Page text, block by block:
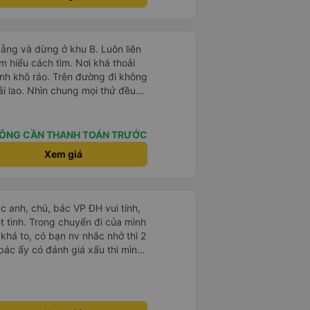
ơn từ tận đáy lòng.. 79-
rất nhiều. Nếu bạn chưa biết
Maps hoạt động như thế
Chuyện gì xảy ra với
và tôi đang nói về nó. ạn
nghĩ tài xế đã giúp tôi vì nhìn
nghĩ rằng sẽ rất nguy hiểm
các bạn rất nhiều.
và dừng ở khu B. Luôn liên
hiểu cách tìm. Nơi khá thoải
khô ráo. Trên đường đi không
lao. Nhìn chung mọi thứ đều
CẦN THANH TOÁN TRƯỚC
Xem giá
anh, chú, bác VP ĐH vui tính,
đi của mình
to, có bạn nv nhắc nhở thì 2
ấy có đánh giá xấu thì mình
rất đúng. 2 bác nói rất to. To
bạn ấy nha. Nếu bạn ấy bị trừ